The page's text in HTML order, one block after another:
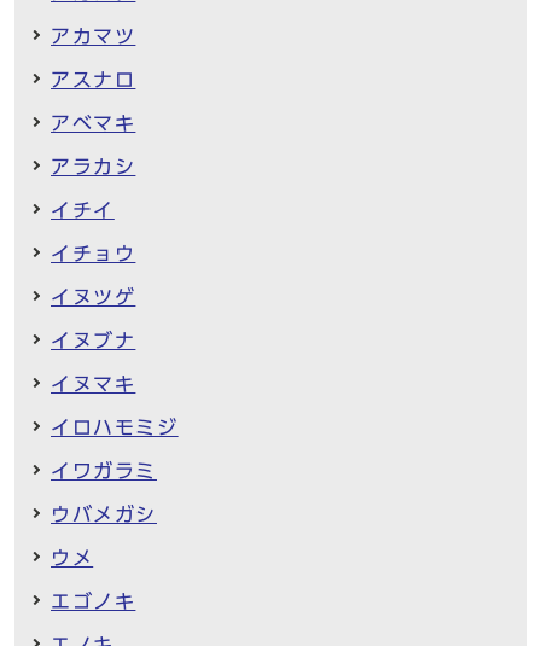
アカマツ
アスナロ
アベマキ
アラカシ
イチイ
イチョウ
イヌツゲ
イヌブナ
イヌマキ
イロハモミジ
イワガラミ
ウバメガシ
ウメ
エゴノキ